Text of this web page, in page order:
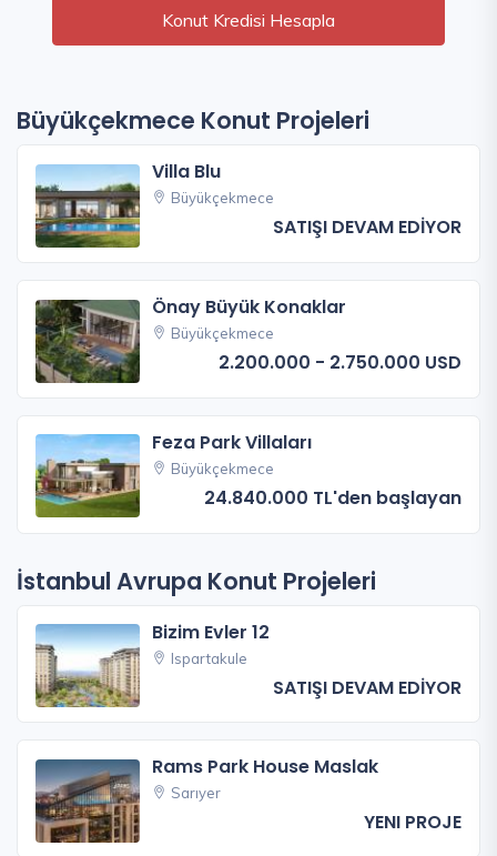
Konut Kredisi Hesapla
Büyükçekmece Konut Projeleri
Villa Blu
Büyükçekmece
SATIŞI DEVAM EDİYOR
Önay Büyük Konaklar
Büyükçekmece
2.200.000 - 2.750.000 USD
Feza Park Villaları
Büyükçekmece
24.840.000 TL'den başlayan
İstanbul Avrupa Konut Projeleri
Bizim Evler 12
Ispartakule
SATIŞI DEVAM EDİYOR
Rams Park House Maslak
Sarıyer
YENI PROJE